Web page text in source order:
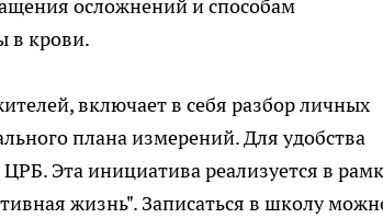
осложнений и способам
в крови.
включает в себя разбор личных
плана измерений. Для удобства
Эта инициатива реализуется в
жизнь". Записаться в школу